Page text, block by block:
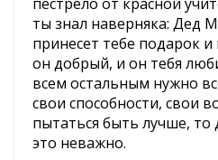
ты знал наверняка: Дед
принесет тебе подарок
он добрый, и он тебя
всем остальным нужно
свои способности, свои
пытаться быть лучше,
это неважно.